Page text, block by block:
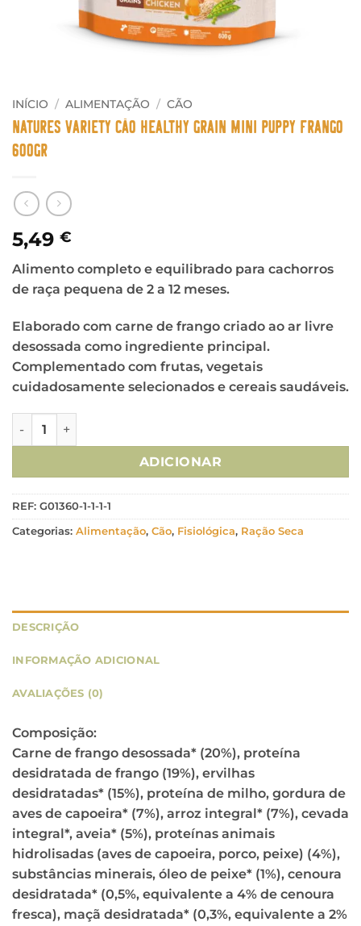
INÍCIO / ALIMENTAÇÃO / CÃO
Natures Variety Cão Healthy Grain Mini Puppy Frango
600gr
5,49 €
Alimento completo e equilibrado para cachorros
de raça pequena de 2 a 12 meses.
Elaborado com carne de frango criado ao ar livre
desossada como ingrediente principal.
Complementado com frutas, vegetais
cuidadosamente selecionados e cereais saudáveis.
Quantidade de Natures Variety Cão Healthy Grain Mini
ADICIONAR
REF: G01360-1-1-1-1
Categorias: Alimentação, Cão, Fisiológica, Ração Seca
DESCRIÇÃO
INFORMAÇÃO ADICIONAL
AVALIAÇÕES (0)
Composição:
Carne de frango desossada* (20%), proteína
desidratada de frango (19%), ervilhas
desidratadas* (15%), proteína de milho, gordura de
aves de capoeira* (7%), arroz integral* (7%), cevada
integral*, aveia* (5%), proteínas animais
hidrolisadas (aves de capoeira, porco, peixe) (4%),
substâncias minerais, óleo de peixe* (1%), cenoura
desidratada* (0,5%, equivalente a 4% de cenoura
fresca), maçã desidratada* (0,3%, equivalente a 2%